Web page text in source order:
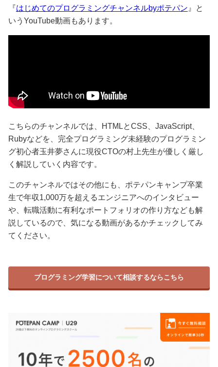
『はじめてのプログラミングチャンネルbyポテパン 』と
いうYouTube動画もあります。
こちらのチャンネルでは、HTMLとCSS、JavaScript、
Rubyなどを、完全プログラミング未経験のプログラミン
グ初心者玉井夢さんに現役CTOの村上先生が優しく厳し
く解説していく内容です。
このチャンネルではその他にも、ポテパンキャンプ卒業
生で年収1,000万を超えるエンジニアへのインタビュー
や、転職活動に有利なポートフォリオの作り方なども解
説しているので、気になる動画があるかチェックしてみ
てください。
プログラミング学習について相談するならこちら